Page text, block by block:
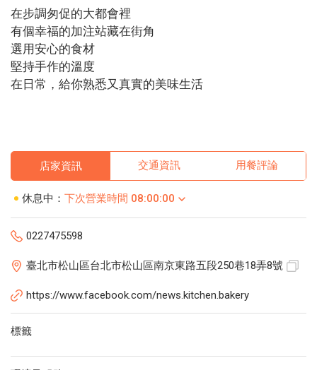
在步調匆促的大都會裡
有個幸福的加注站藏在街角
選用安心的食材
堅持手作的溫度
在日常，給你熟悉又真實的美味生活
店家資訊 交通資訊 用餐評論
休息中： 下次營業時間 08:00:00
0227475598
臺北市松山區台北市松山區南京東路五段250巷18弄8號
https://www.facebook.com/news.kitchen.bakery
標籤